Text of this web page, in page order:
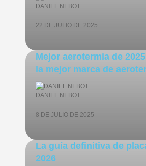
DANIEL NEBOT
22 DE JULIO DE 2025
Mejor aerotermia de
la mejor marca de
DANIEL NEBOT
8 DE JULIO DE 2025
La guía definitiva de
2026